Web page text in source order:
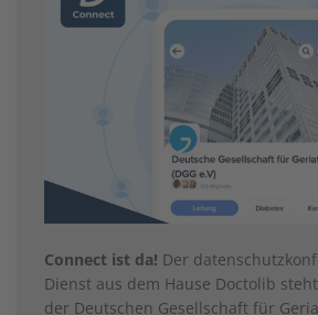
Connect ist da! Der
Dienst aus dem Hause Doctolib
der Deutschen Gesellschaft für